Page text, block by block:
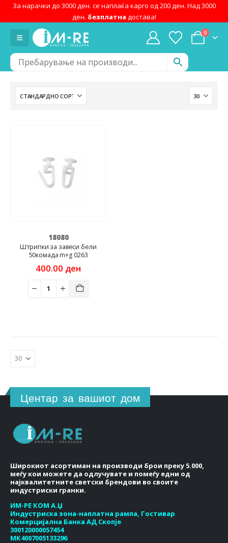
За нарачки до 3000 ден. се наплаќа карго од 200 ден. Над 3000
ден. безплатна достава!
0
18080
Штрипки за завеси бели
50комада m+g 0263
400.00 ден
Центар за вашиот дом
Широкиот асортиман на производи брои преку 5.000,
меѓу кои можете да одлучувате и помеѓу едни од
најквалитетните светски брендови во своите
индустриски гранки.
ИМ-РЕ КОМ А.Џ
Индустриска зона-наплатна рампа, Гостивар
Комерцијална Банка АД Скопје
300120000057454
МК4007005133296